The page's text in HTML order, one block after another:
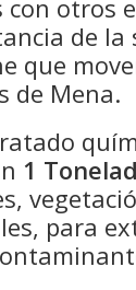
otros
de
que
de Mena.
1
para